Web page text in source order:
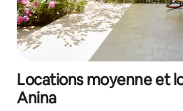
Locations moyenne et
Anina